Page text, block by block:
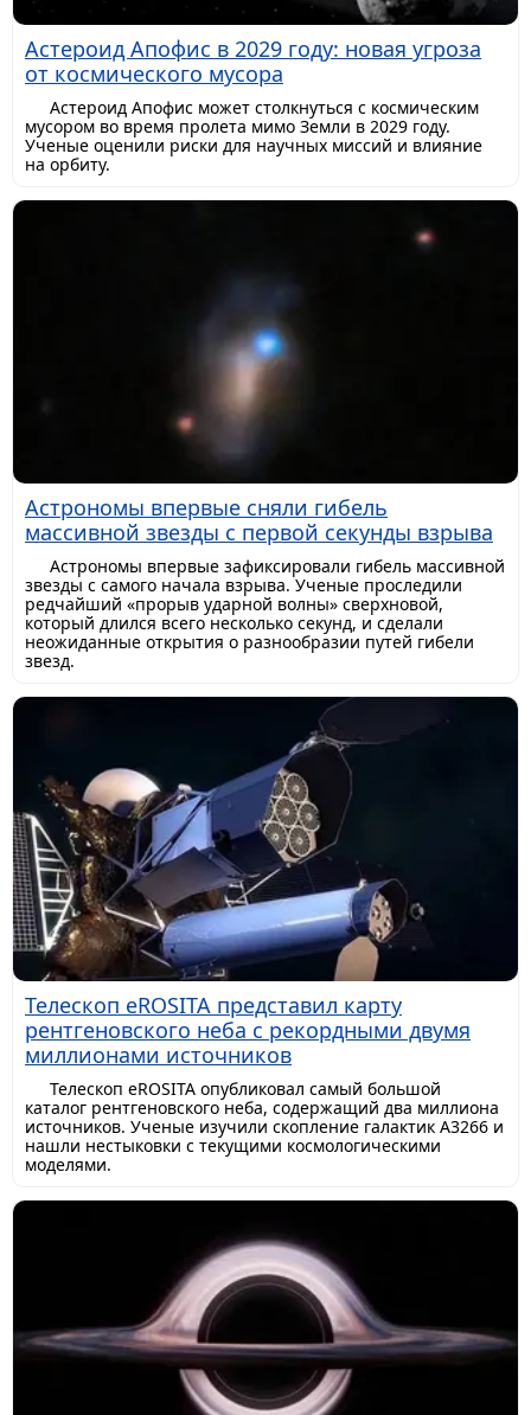
Астероид Апофис в 2029 году: новая угроза
от космического мусора
Астероид Апофис может столкнуться с космическим
мусором во время пролета мимо Земли в 2029 году.
Ученые оценили риски для научных миссий и влияние
на орбиту.
Астрономы впервые сняли гибель
массивной звезды с первой секунды взрыва
Астрономы впервые зафиксировали гибель массивной
звезды с самого начала взрыва. Ученые проследили
редчайший «прорыв ударной волны» сверхновой,
который длился всего несколько секунд, и сделали
неожиданные открытия о разнообразии путей гибели
звезд.
Телескоп eROSITA представил карту
рентгеновского неба с рекордными двумя
миллионами источников
Телескоп eROSITA опубликовал самый большой
каталог рентгеновского неба, содержащий два миллиона
источников. Ученые изучили скопление галактик A3266 и
нашли нестыковки с текущими космологическими
моделями.